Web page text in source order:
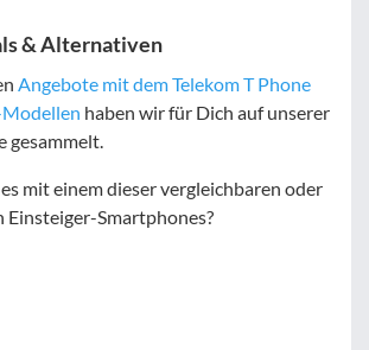
& Alternativen
Angebote mit dem Telekom T Phone
Modellen haben wir für Dich auf unserer
gesammelt.
mit einem dieser vergleichbaren oder
Einsteiger-Smartphones?